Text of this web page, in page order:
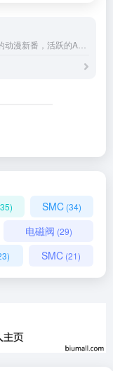
SMC (34)
电磁阀 (29)
SMC(21)